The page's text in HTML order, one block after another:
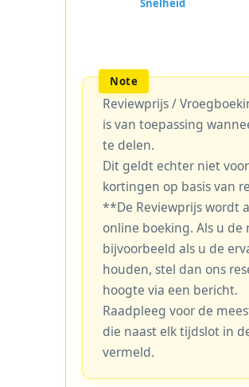
Reviewprijs /
is van toepassing
te delen.
Dit geldt echter niet
kortingen op basis van
**De Reviewprijs wordt
online boeking. Als u
bijvoorbeeld als u de
houden, stel dan ons
hoogte via een bericht.
Raadpleeg voor de
die naast elk tijdslot in
vermeld.